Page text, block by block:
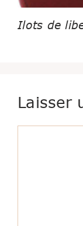
Ilots de
Laisser